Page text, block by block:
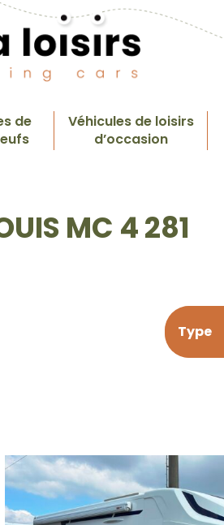
de
Véhicules de loisirs
d’occasion
MC 4 281